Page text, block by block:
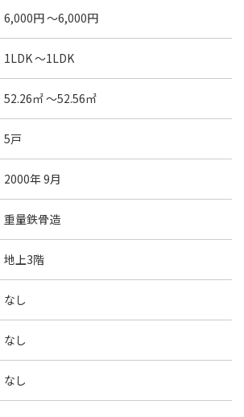
6,000円 〜6,000円
1LDK 〜1LDK
52.26㎡ 〜52.56㎡
5戸
2000年 9月
重量鉄骨造
地上3階
なし
なし
なし